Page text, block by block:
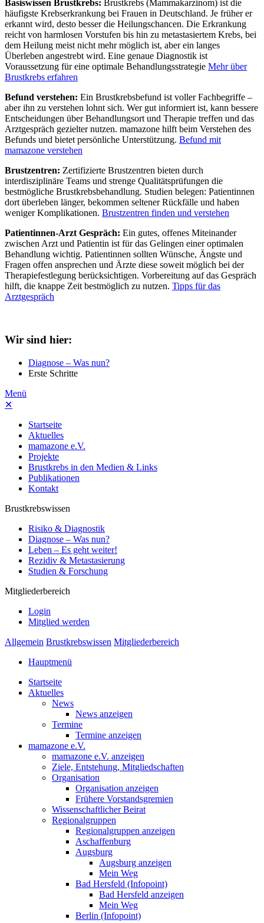
Basiswissen Brustkrebs: Brustkrebs (Mammakarzinom) ist die
häufigste Krebserkrankung bei Frauen in Deutschland. Je früher er
erkannt wird, desto besser die Heilungschancen. Die Erkrankung
reicht von harmlosen Vorstufen bis hin zu metastasiertem Krebs, bei
dem Heilung meist nicht mehr möglich ist, aber ein langes
Überleben angestrebt wird. Eine genaue Diagnostik ist
Voraussetzung für eine optimale Behandlungsstrategie Mehr über
Brustkrebs erfahren
Befund verstehen: Ein Brustkrebsbefund ist voller Fachbegriffe –
aber ihn zu verstehen lohnt sich. Wer gut informiert ist, kann bessere
Entscheidungen über Behandlungsort und Therapie treffen und das
Arztgespräch gezielter nutzen. mamazone hilft beim Verstehen des
Befunds und bietet persönliche Unterstützung. Befund mit
mamazone verstehen
Brustzentren: Zertifizierte Brustzentren bieten durch
interdisziplinäre Teams und strenge Qualitätsprüfungen die
bestmögliche Brustkrebsbehandlung. Studien belegen: Patientinnen
dort überleben länger, bekommen seltener Rückfälle und haben
weniger Komplikationen. Brustzentren finden und verstehen
Patientinnen-Arzt Gespräch: Ein gutes, offenes Miteinander
zwischen Arzt und Patientin ist für das Gelingen einer optimalen
Behandlung wichtig. Patientinnen sollten Wünsche, Ängste und
Fragen offen ansprechen und Ärzte diese soweit möglich bei der
Therapiefestlegung berücksichtigen. Vorbereitung auf das Gespräch
hilft, die knappe Zeit bestmöglich zu nutzen. Tipps für das
Arztgespräch
Wir sind hier:
Diagnose – Was nun?
Erste Schritte
Menü
✕
Startseite
Aktuelles
mamazone e.V.
Projekte
Brustkrebs in den Medien & Links
Publikationen
Kontakt
Brustkrebswissen
Risiko & Diagnostik
Diagnose – Was nun?
Leben – Es geht weiter!
Rezidiv & Metastasierung
Studien & Forschung
Mitgliederbereich
Login
Mitglied werden
Allgemein Brustkrebswissen Mitgliederbereich
Hauptmenü
Startseite
Aktuelles
News
News anzeigen
Termine
Termine anzeigen
mamazone e.V.
mamazone e.V. anzeigen
Ziele, Entstehung, Mitgliedschaften
Organisation
Organisation anzeigen
Frühere Vorstandsgremien
Wissenschaftlicher Beirat
Regionalgruppen
Regionalgruppen anzeigen
Aschaffenburg
Augsburg
Augsburg anzeigen
Mein Weg
Bad Hersfeld (Infopoint)
Bad Hersfeld anzeigen
Mein Weg
Berlin (Infopoint)